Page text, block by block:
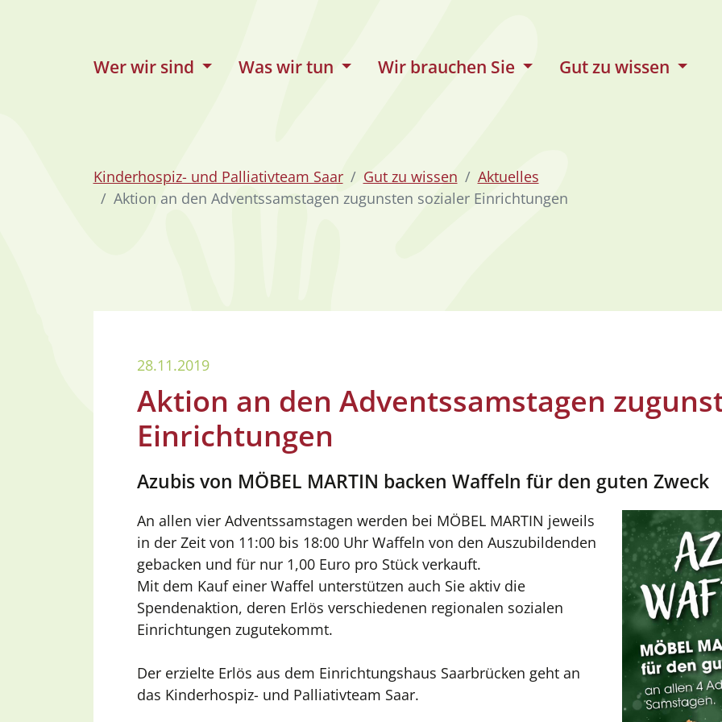
Wer wir sind Was wir tun Wir brauchen Sie Gut zu wissen
Kinderhospiz- und Palliativteam Saar Gut zu wissen
Aktuelles
Aktion an den Adventssamstagen zugunsten sozialer Einrichtungen
28.11.2019
Aktion an den Adventssamstagen
Einrichtungen
Azubis von MÖBEL MARTIN backen Waffeln für den guten Zweck
An allen vier Adventssamstagen werden bei MÖBEL MARTIN jeweils
in der Zeit von 11:00 bis 18:00 Uhr Waffeln von den Auszubildenden
gebacken und für nur 1,00 Euro pro Stück verkauft.
Mit dem Kauf einer Waffel unterstützen auch Sie aktiv die
Spendenaktion, deren Erlös verschiedenen regionalen sozialen
Einrichtungen zugutekommt.
Der erzielte Erlös aus dem Einrichtungshaus Saarbrücken geht an
das Kinderhospiz- und Palliativteam Saar.